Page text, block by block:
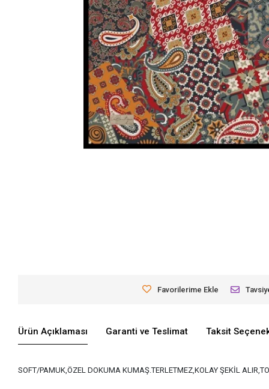
Favorilerime Ekle
Ürün Açıklaması Garanti ve Teslimat Taksit
SOFT/PAMUK,ÖZEL DOKUMA KUMAŞ.TERLETMEZ,KOLAY ŞEKİL